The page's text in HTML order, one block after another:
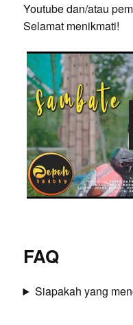
Youtube dan/atau
Selamat menikmati!
FAQ
Siapakah yang